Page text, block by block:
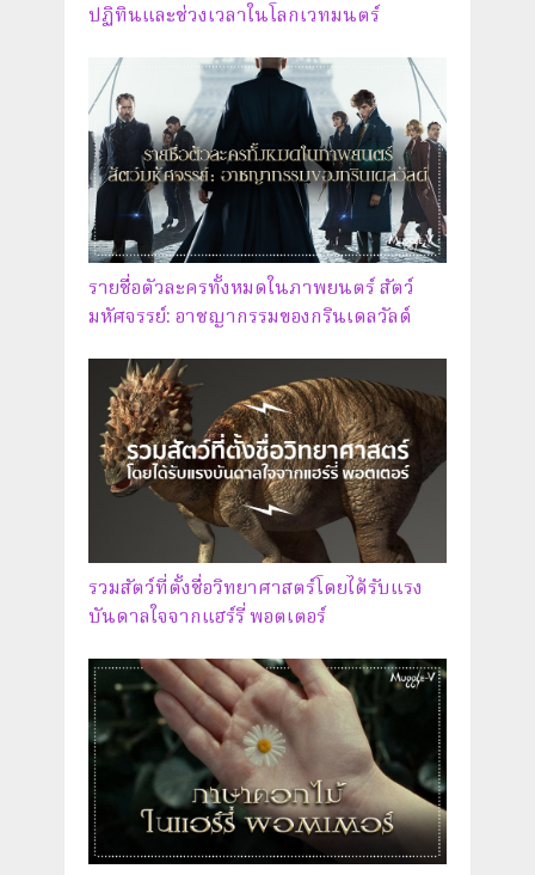
ปฏิทินและช่วงเวลาในโลกเวทมนตร์
รายชื่อตัวละครทั้งหมดในภาพยนตร์ สัตว์
มหัศจรรย์: อาชญากรรมของกรินเดลวัลด์
รวมสัตว์ที่ตั้งชื่อวิทยาศาสตร์โดยได้รับแรง
บันดาลใจจากแฮร์รี่ พอตเตอร์